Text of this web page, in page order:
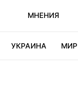
МНЕНИЯ
УКРАИНА МИР